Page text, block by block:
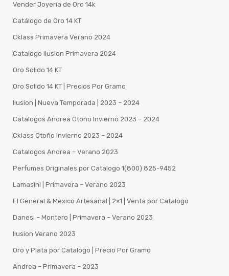
Vender Joyería de Oro 14k
Catálogo de Oro 14 KT
Cklass Primavera Verano 2024
Catalogo Ilusion Primavera 2024
Oro Solido 14 KT
Oro Solido 14 KT | Precios Por Gramo
Ilusion | Nueva Temporada | 2023 – 2024
Catalogos Andrea Otoño Invierno 2023 – 2024
Cklass Otoño Invierno 2023 – 2024
Catalogos Andrea – Verano 2023
Perfumes Originales por Catalogo 1(800) 825-9452
Lamasini | Primavera – Verano 2023
El General & Mexico Artesanal | 2×1 | Venta por Catalogo
Danesi – Montero | Primavera – Verano 2023
Ilusion Verano 2023
Oro y Plata por Catalogo | Precio Por Gramo
Andrea – Primavera – 2023